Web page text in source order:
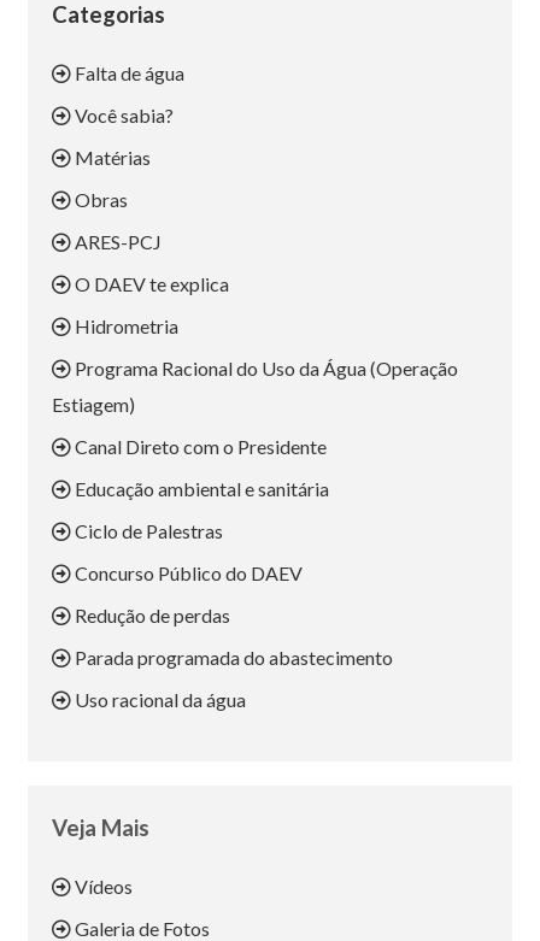
Categorias
Falta de água
Você sabia?
Matérias
Obras
ARES-PCJ
O DAEV te explica
Hidrometria
Programa Racional do Uso da Água (Operação
Estiagem)
Canal Direto com o Presidente
Educação ambiental e sanitária
Ciclo de Palestras
Concurso Público do DAEV
Redução de perdas
Parada programada do abastecimento
Uso racional da água
Veja Mais
Vídeos
Galeria de Fotos